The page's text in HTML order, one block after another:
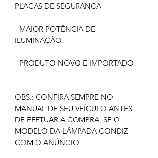
PLACAS DE SEGURANÇA
- MAIOR POTÊNCIA DE
ILUMINAÇÃO
- PRODUTO NOVO E IMPORTADO
OBS.: CONFIRA SEMPRE NO
MANUAL DE SEU VEÍCULO ANTES
DE EFETUAR A COMPRA, SE O
MODELO DA LÂMPADA CONDIZ
COM O ANÚNCIO